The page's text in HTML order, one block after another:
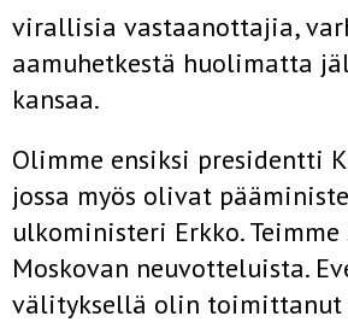
virallisia vastaan­ottajia,
aamuhetkestä huolimatta
kansaa.
Olimme ensiksi presidentti
jossa myös olivat
ulkoministeri Erkko. Teimme
Moskovan neuvotteluista.
välityksellä olin toimittanut